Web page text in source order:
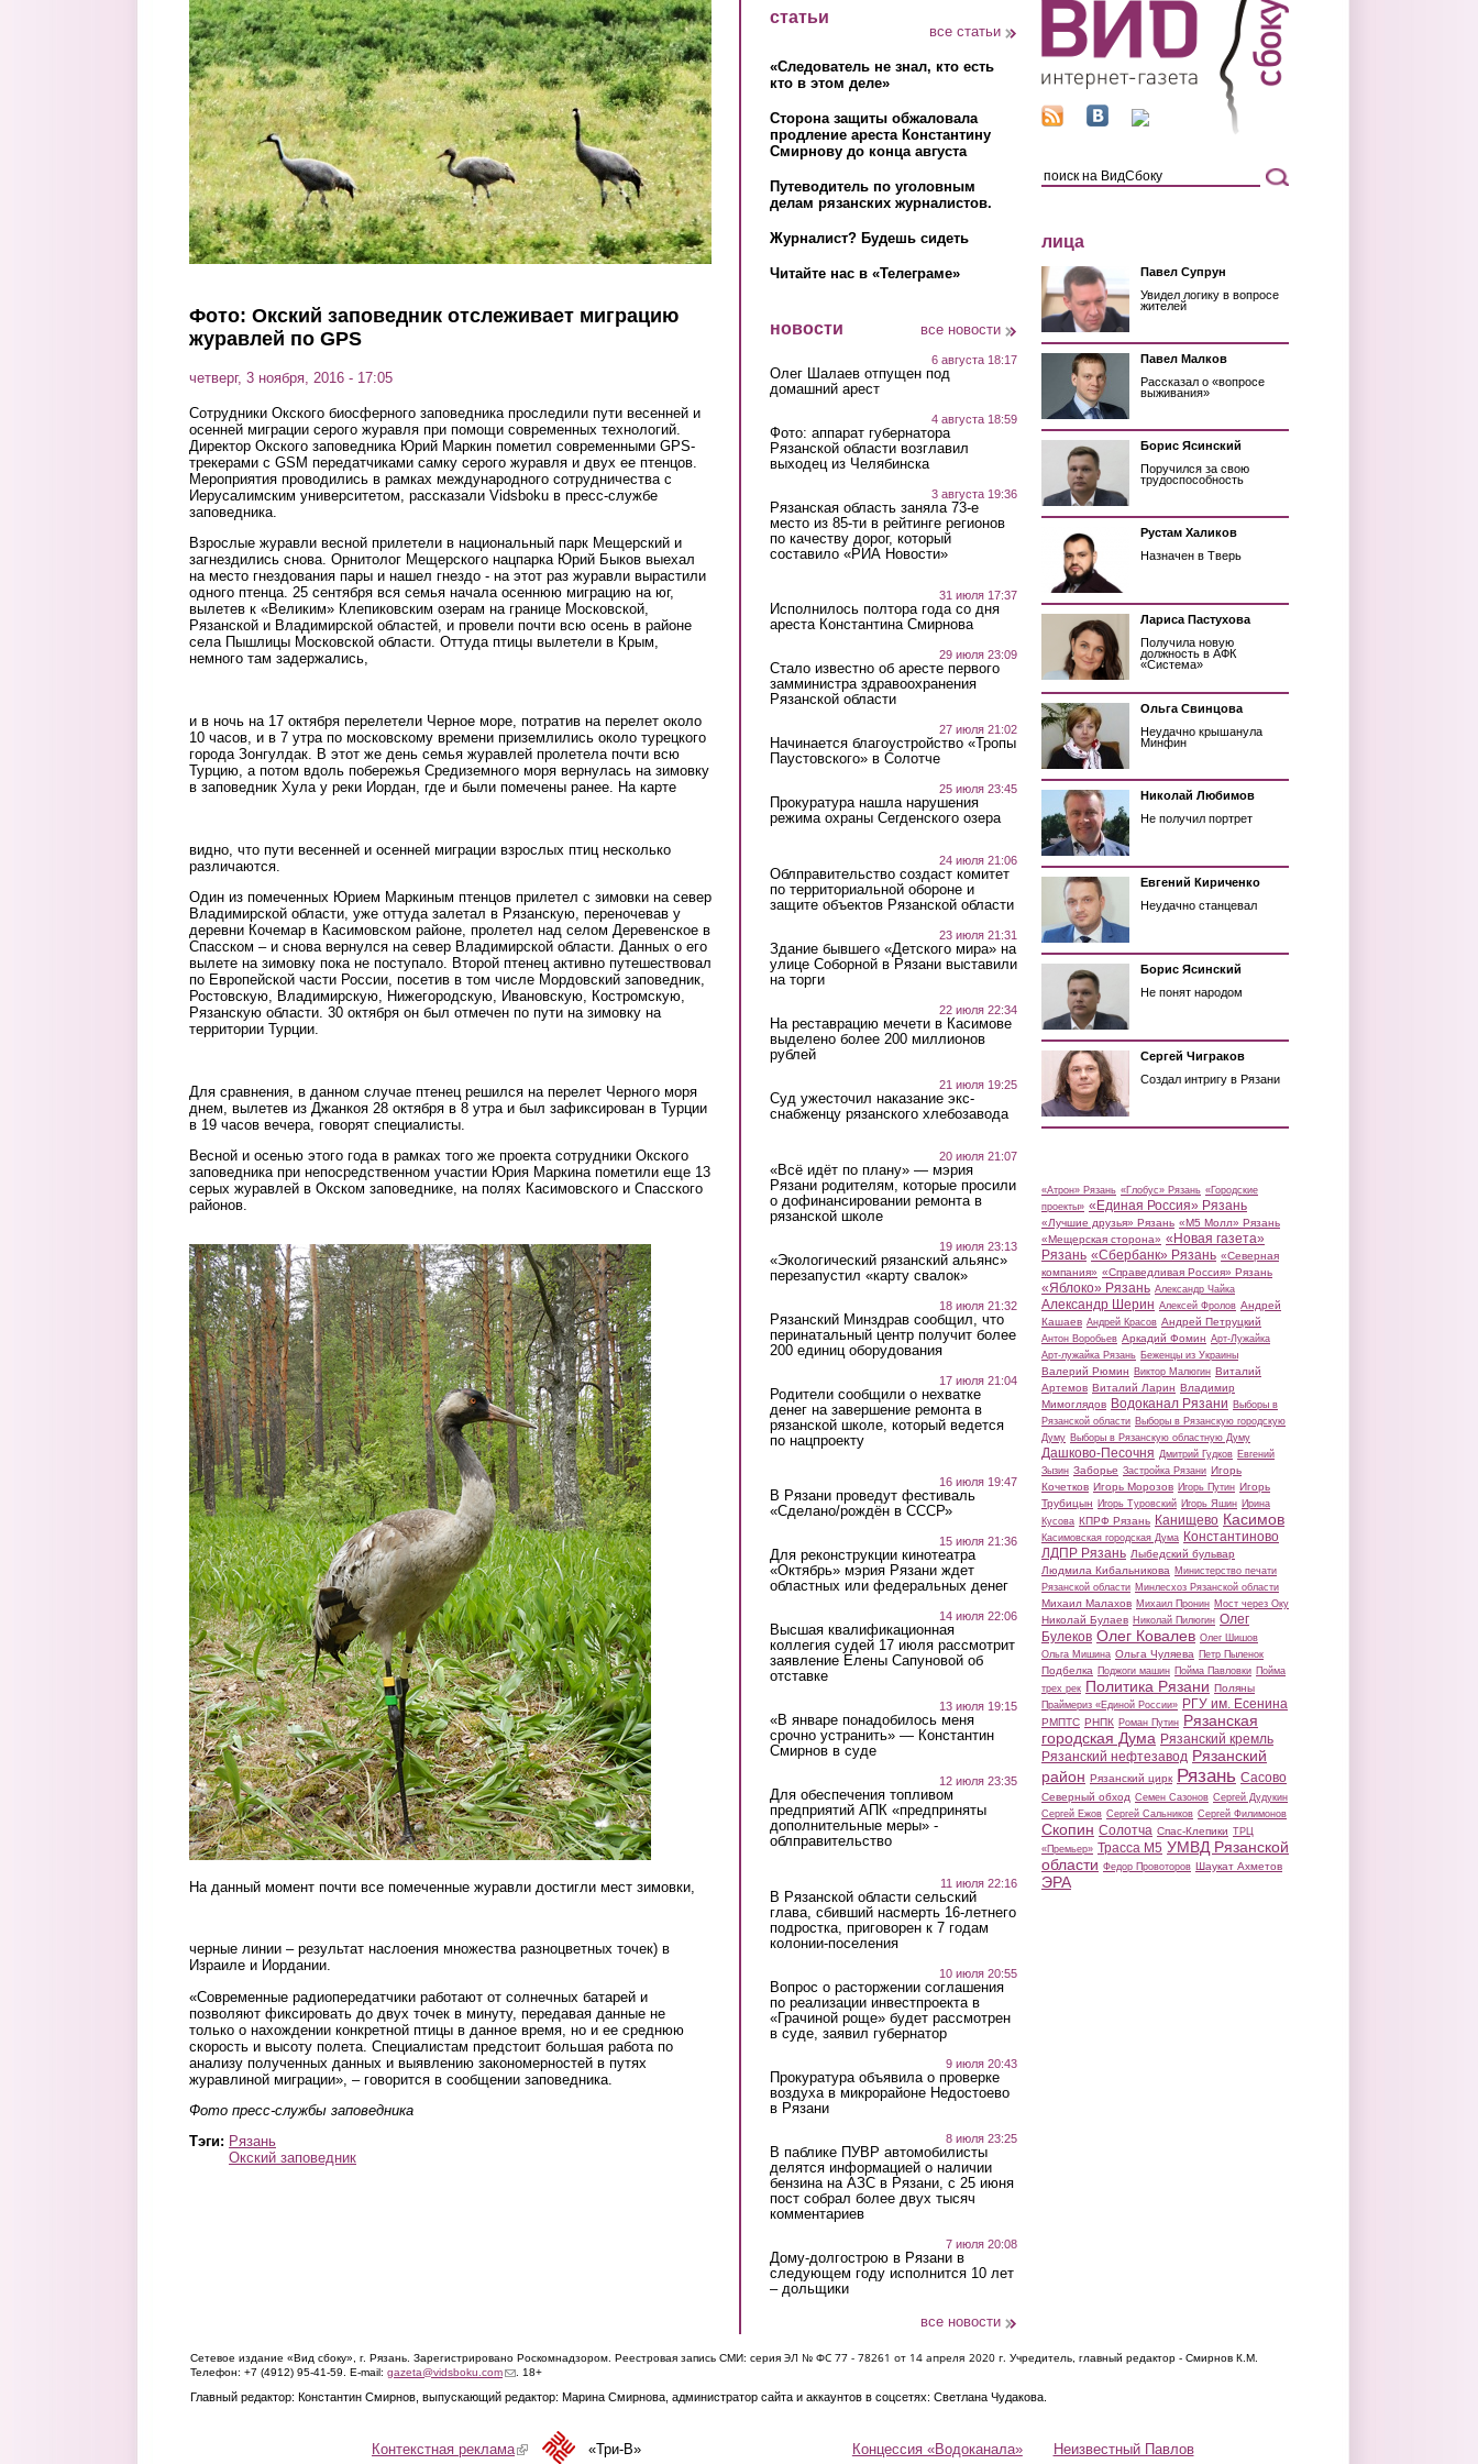
Перейти к основному содержанию
Фото: Окский заповедник отслеживает миграцию
журавлей по GPS
четверг, 3 ноября, 2016 - 17:05
Сотрудники Окского биосферного заповедника проследили пути весенней и
осенней миграции серого журавля при помощи современных технологий.
Директор Окского заповедника Юрий Маркин пометил современными GPS-
трекерами с GSM передатчиками самку серого журавля и двух ее птенцов.
Мероприятия проводились в рамках международного сотрудничества с
Иерусалимским университетом, рассказали Vidsboku в пресс-службе
заповедника.
Взрослые журавли весной прилетели в национальный парк Мещерский и
загнездились снова. Орнитолог Мещерского нацпарка Юрий Быков выехал
на место гнездования пары и нашел гнездо - на этот раз журавли вырастили
одного птенца. 25 сентября вся семья начала осеннюю миграцию на юг,
вылетев к «Великим» Клепиковским озерам на границе Московской,
Рязанской и Владимирской областей, и провели почти всю осень в районе
села Пышлицы Московской области. Оттуда птицы вылетели в Крым,
немного там задержались,
и в ночь на 17 октября перелетели Черное море, потратив на перелет около
10 часов, и в 7 утра по московскому времени приземлились около турецкого
города Зонгулдак. В этот же день семья журавлей пролетела почти всю
Турцию, а потом вдоль побережья Средиземного моря вернулась на зимовку
в заповедник Хула у реки Иордан, где и были помечены ранее. На карте
видно, что пути весенней и осенней миграции взрослых птиц несколько
различаются.
Один из помеченных Юрием Маркиным птенцов прилетел с зимовки на север
Владимирской области, уже оттуда залетал в Рязанскую, переночевав у
деревни Кочемар в Касимовском районе, пролетел над селом Деревенское в
Спасском – и снова вернулся на север Владимирской области. Данных о его
вылете на зимовку пока не поступало. Второй птенец активно путешествовал
по Европейской части России, посетив в том числе Мордовский заповедник,
Ростовскую, Владимирскую, Нижегородскую, Ивановскую, Костромскую,
Рязанскую области. 30 октября он был отмечен по пути на зимовку на
территории Турции.
Для сравнения, в данном случае птенец решился на перелет Черного моря
днем, вылетев из Джанкоя 28 октября в 8 утра и был зафиксирован в Турции
в 19 часов вечера, говорят специалисты.
Весной и осенью этого года в рамках того же проекта сотрудники Окского
заповедника при непосредственном участии Юрия Маркина пометили еще 13
серых журавлей в Окском заповеднике, на полях Касимовского и Спасского
районов.
otlovlennyy_seryy_zhuravl_v_sentyabre_2016_v_rne_ok_zapovednika_s_trikolorom._.jpg
seryy_zhuravl_otlovlennyy_na_gnezde_v_mae_2016_v_ok_zap.jpg
На данный момент почти все помеченные журавли достигли мест зимовки,
черные линии – результат наслоения множества разноцветных точек) в
Израиле и Иордании.
«Современные радиопередатчики работают от солнечных батарей и
позволяют фиксировать до двух точек в минуту, передавая данные не
только о нахождении конкретной птицы в данное время, но и ее среднюю
скорость и высоту полета. Специалистам предстоит большая работа по
анализу полученных данных и выявлению закономерностей в путях
журавлиной миграции», – говорится в сообщении заповедника.
Фото пресс-службы заповедника
Тэги: Рязань
Окский заповедник
статьи
все статьи
«Следователь не знал, кто есть
кто в этом деле»
Сторона защиты обжаловала
продление ареста Константину
Смирнову до конца августа
Путеводитель по уголовным
делам рязанских журналистов.
Журналист? Будешь сидеть
Читайте нас в «Телеграме»
новости все новости
6 августа 18:17
Олег Шалаев отпущен под
домашний арест
4 августа 18:59
Фото: аппарат губернатора
Рязанской области возглавил
выходец из Челябинска
3 августа 19:36
Рязанская область заняла 73-е
место из 85-ти в рейтинге регионов
по качеству дорог, который
составило «РИА Новости»
31 июля 17:37
Исполнилось полтора года со дня
ареста Константина Смирнова
29 июля 23:09
Стало известно об аресте первого
замминистра здравоохранения
Рязанской области
27 июля 21:02
Начинается благоустройство «Тропы
Паустовского» в Солотче
25 июля 23:45
Прокуратура нашла нарушения
режима охраны Сегденского озера
24 июля 21:06
Облправительство создаст комитет
по территориальной обороне и
защите объектов Рязанской области
23 июля 21:31
Здание бывшего «Детского мира» на
улице Соборной в Рязани выставили
на торги
22 июля 22:34
На реставрацию мечети в Касимове
выделено более 200 миллионов
рублей
21 июля 19:25
Суд ужесточил наказание экс-
снабженцу рязанского хлебозавода
20 июля 21:07
«Всё идёт по плану» — мэрия
Рязани родителям, которые просили
о дофинансировании ремонта в
рязанской школе
19 июля 23:13
«Экологический рязанский альянс»
перезапустил «карту свалок»
18 июля 21:32
Рязанский Минздрав сообщил, что
перинатальный центр получит более
200 единиц оборудования
17 июля 21:04
Родители сообщили о нехватке
денег на завершение ремонта в
рязанской школе, который ведется
по нацпроекту
16 июля 19:47
В Рязани проведут фестиваль
«Сделано/рождён в СССР»
15 июля 21:36
Для реконструкции кинотеатра
«Октябрь» мэрия Рязани ждет
областных или федеральных денег
14 июля 22:06
Высшая квалификационная
коллегия судей 17 июля рассмотрит
заявление Елены Сапуновой об
отставке
13 июля 19:15
«В январе понадобилось меня
срочно устранить» — Константин
Смирнов в суде
12 июля 23:35
Для обеспечения топливом
предприятий АПК «предприняты
дополнительные меры» -
облправительство
11 июля 22:16
В Рязанской области сельский
глава, сбивший насмерть 16-летнего
подростка, приговорен к 7 годам
колонии-поселения
10 июля 20:55
Вопрос о расторжении соглашения
по реализации инвестпроекта в
«Грачиной роще» будет рассмотрен
в суде, заявил губернатор
9 июля 20:43
Прокуратура объявила о проверке
воздуха в микрорайоне Недостоево
в Рязани
8 июля 23:25
В паблике ПУВР автомобилисты
делятся информацией о наличии
бензина на АЗС в Рязани, с 25 июня
пост собрал более двух тысяч
комментариев
7 июля 20:08
Дому-долгострою в Рязани в
следующем году исполнится 10 лет
– дольщики
все новости
лица
Павел Супрун
Увидел логику в вопросе
жителей
Павел Малков
Рассказал о «вопросе
выживания»
Борис Ясинский
Поручился за свою
трудоспособность
Рустам Халиков
Назначен в Тверь
Лариса Пастухова
Получила новую
должность в АФК
«Система»
Ольга Свинцова
Неудачно крышанула
Минфин
Николай Любимов
Не получил портрет
Евгений Кириченко
Неудачно станцевал
Борис Ясинский
Не понят народом
Сергей Чиграков
Создал интригу в Рязани
«Атрон» Рязань «Глобус» Рязань «Городские
проекты» «Единая Россия» Рязань
«Лучшие друзья» Рязань «М5 Молл» Рязань
«Мещерская сторона» «Новая газета»
Рязань «Сбербанк» Рязань «Северная
компания» «Справедливая Россия» Рязань
«Яблоко» Рязань Александр Чайка
Александр Шерин Алексей Фролов Андрей
Кашаев Андрей Красов Андрей Петруцкий
Антон Воробьев Аркадий Фомин Арт-Лужайка
Арт-лужайка Рязань Беженцы из Украины
Валерий Рюмин Виктор Малюгин Виталий
Артемов Виталий Ларин Владимир
Мимоглядов Водоканал Рязани Выборы в
Рязанской области Выборы в Рязанскую городскую
Думу Выборы в Рязанскую областную Думу
Дашково-Песочня Дмитрий Гудков Евгений
Зызин Заборье Застройка Рязани Игорь
Кочетков Игорь Морозов Игорь Путин Игорь
Трубицын Игорь Туровский Игорь Яшин Ирина
Кусова КПРФ Рязань Канищево Касимов
Касимовская городская Дума Константиново
ЛДПР Рязань Лыбедский бульвар
Людмила Кибальникова Министерство печати
Рязанской области Минлесхоз Рязанской области
Михаил Малахов Михаил Пронин Мост через Оку
Николай Булаев Николай Пилюгин Олег
Булеков Олег Ковалев Олег Шишов
Ольга Мишина Ольга Чуляева Петр Пыленок
Подбелка Поджоги машин Пойма Павловки Пойма
трех рек Политика Рязани Поляны
Праймериз «Единой России» РГУ им. Есенина
РМПТС РНПК Роман Путин Рязанская
городская Дума Рязанский кремль
Рязанский нефтезавод Рязанский
район Рязанский цирк Рязань Сасово
Северный обход Семен Сазонов Сергей Дудукин
Сергей Ежов Сергей Сальников Сергей Филимонов
Скопин Солотча Спас-Клепики ТРЦ
«Премьер» Трасса М5 УМВД Рязанской
области Федор Провоторов Шаукат Ахметов
ЭРА
Сетевое издание «Вид сбоку», г. Рязань. Зарегистрировано Роскомнадзором. Реестровая запись СМИ: серия ЭЛ № ФС 77 - 78261 от 14 апреля 2020 г. Учредитель, главный редактор - Смирнов К.М.
Телефон: +7 (4912) 95-41-59. E-mail: gazeta@vidsboku.com(link sends e-mail)
. 18+
Главный редактор: Константин Смирнов, выпускающий редактор: Марина Смирнова, администратор сайта и аккаунтов в соцсетях: Светлана Чудакова.
Концессия «Водоканала» Неизвестный Павлов
Контекстная реклама(link is external)«Три-В»